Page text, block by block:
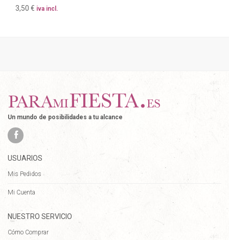
3,50 € iva incl.
Un mundo de posibilidades a tu alcance
USUARIOS
Mis Pedidos
Mi Cuenta
NUESTRO SERVICIO
Cómo Comprar